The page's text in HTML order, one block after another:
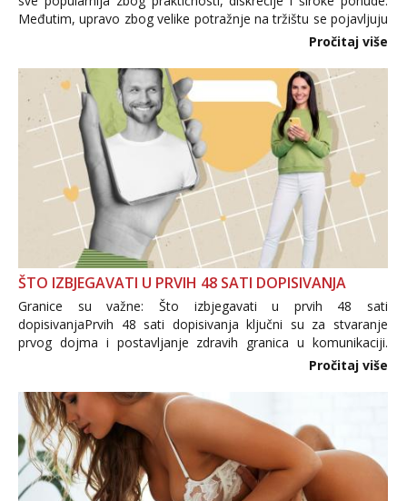
Međutim, upravo zbog velike potražnje na tržištu se pojavljuju
i brojni krivotvoreni proizvodi, nepouzdane internetske
Pročitaj više
ŠTO IZBJEGAVATI U PRVIH 48 SATI DOPISIVANJA
Granice su važne: Što izbjegavati u prvih 48 sati
dopisivanjaPrvih 48 sati dopisivanja ključni su za stvaranje
prvog dojma i postavljanje zdravih granica u komunikaciji.
Važno je izbjeći prebrzo otkrivanje osobnih ili intimnih
informacija, jer nepoznata osoba još nije zaslužila to
povjerenje. Takođe...
Pročitaj više